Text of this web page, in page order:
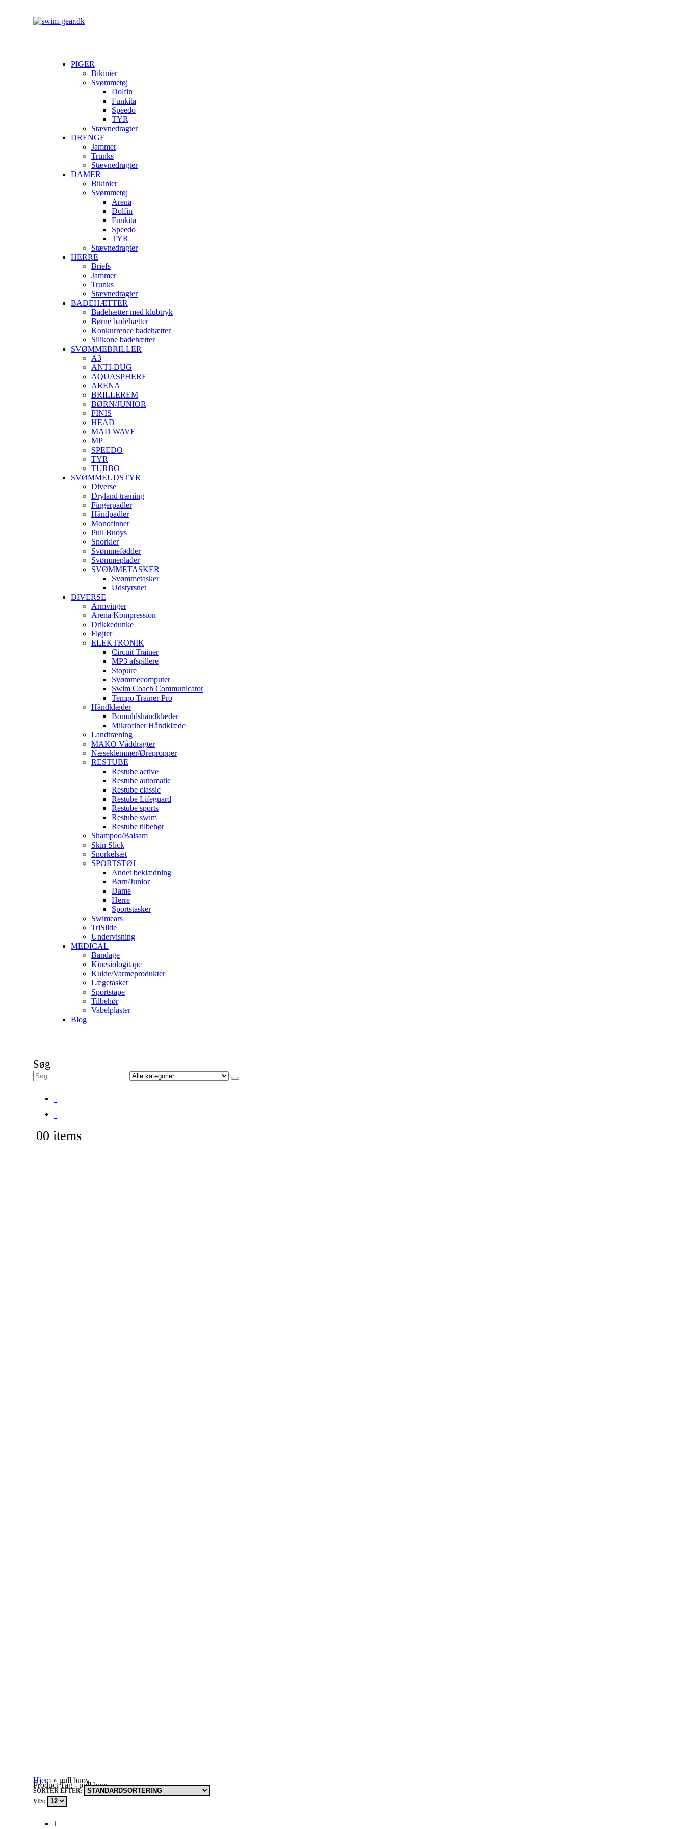
PIGER
Bikinier
Svømmetøj
Dolfin
Funkita
Speedo
TYR
Stævnedragter
DRENGE
Jammer
Trunks
Stævnedragter
DAMER
Bikinier
Svømmetøj
Arena
Dolfin
Funkita
Speedo
TYR
Stævnedragter
HERRE
Briefs
Jammer
Trunks
Stævnedragter
BADEHÆTTER
Badehætter med klubtryk
Børne badehætter
Konkurrence badehætter
Silikone badehætter
SVØMMEBRILLER
A3
ANTI-DUG
AQUASPHERE
ARENA
BRILLEREM
BØRN/JUNIOR
FINIS
HEAD
MAD WAVE
MP
SPEEDO
TYR
TURBO
SVØMMEUDSTYR
Diverse
Dryland træning
Fingerpadler
Håndpadler
Monofinner
Pull Buoys
Snorkler
Svømmefødder
Svømmeplader
SVØMMETASKER
Svømmetasker
Udstyrsnet
DIVERSE
Armvinger
Arena Kompression
Drikkedunke
Fløjter
ELEKTRONIK
Circuit Trainer
MP3 afspillere
Stopure
Svømmecomputer
Swim Coach Communicator
Tempo Trainer Pro
Håndklæder
Bomuldshåndklæder
Mikrofiber Håndklæde
Landtræning
MAKO Våddragter
Næseklemmer/Ørepropper
RESTUBE
Restube active
Restube automatic
Restube classic
Restube Lifeguard
Restube sports
Restube swim
Restube tilbehør
Shampoo/Balsam
Skin Slick
Snorkelsæt
SPORTSTØJ
Andet beklædning
Børn/Junior
Dame
Herre
Sportstasker
Swimears
TriSlide
Undervisning
MEDICAL
Bandage
Kinesiologitape
Kulde/Varmeprodukter
Lægetasker
Sportstape
Tilbehør
Vabelplaster
Blog
Søg
00 items
Hjem »pull buoy
Product Tag - pull buoy
SORTÉR EFTER:
VIS:
1